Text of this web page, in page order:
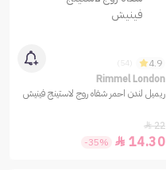
4.9
Rimmel London
ريميل لندن احمر شفاه روج لاستينج فينيش
22

14.30

-35%